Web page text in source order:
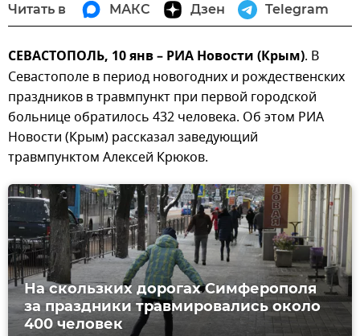
Читать в МАКС Дзен Telegram
СЕВАСТОПОЛЬ, 10 янв – РИА Новости (Крым). В
Севастополе в период новогодних и рождественских
праздников в травмпункт при первой городской
больнице обратилось 432 человека. Об этом РИА
Новости (Крым) рассказал заведующий
травмпунктом Алексей Крюков.
На скользких дорогах Симферополя
за праздники травмировались около
400 человек